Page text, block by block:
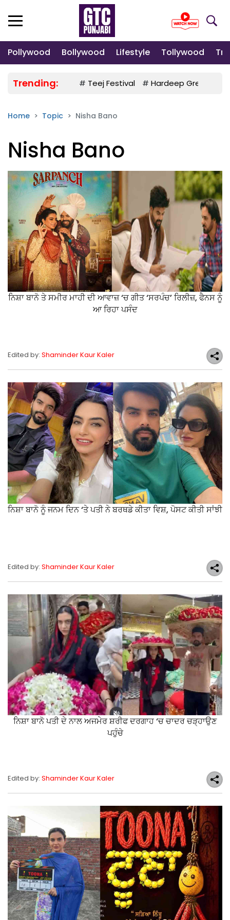
Pollywood Bollywood Lifestyle Tollywood
Trending: # Teej Festival # Hardeep Grewal
Home Topic Nisha Bano
Nisha Bano
ਨਿਸ਼ਾ ਬਾਨੋ ਤੇ ਸਮੀਰ ਮਾਹੀ ਦੀ ਆਵਾਜ਼ ‘ਚ ਗੀਤ ‘ਸਰਪੰਚ’ ਰਿਲੀਜ਼, ਫੈਨਸ ਨੂੰ
ਆ ਰਿਹਾ ਪਸੰਦ
Edited by: Shaminder Kaur Kaler
ਨਿਸ਼ਾ ਬਾਨੋ ਨੂੰ ਜਨਮ ਦਿਨ ‘ਤੇ ਪਤੀ ਨੇ ਬਰਥਡੇ ਕੀਤਾ ਵਿਸ਼, ਪੋਸਟ ਕੀਤੀ ਸਾਂਝੀ
Edited by: Shaminder Kaur Kaler
ਨਿਸ਼ਾ ਬਾਨੋ ਪਤੀ ਦੇ ਨਾਲ ਅਜਮੇਰ ਸ਼ਰੀਫ ਦਰਗਾਹ ‘ਚ ਚਾਦਰ ਚੜ੍ਹਾਉਣ
ਪਹੁੰਚੇ
Edited by: Shaminder Kaur Kaler